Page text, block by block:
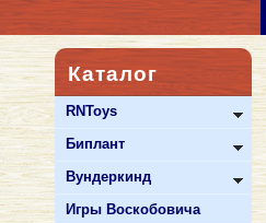
Каталог
RNToys
Биплант
Вундеркинд
Игры Воскобовича